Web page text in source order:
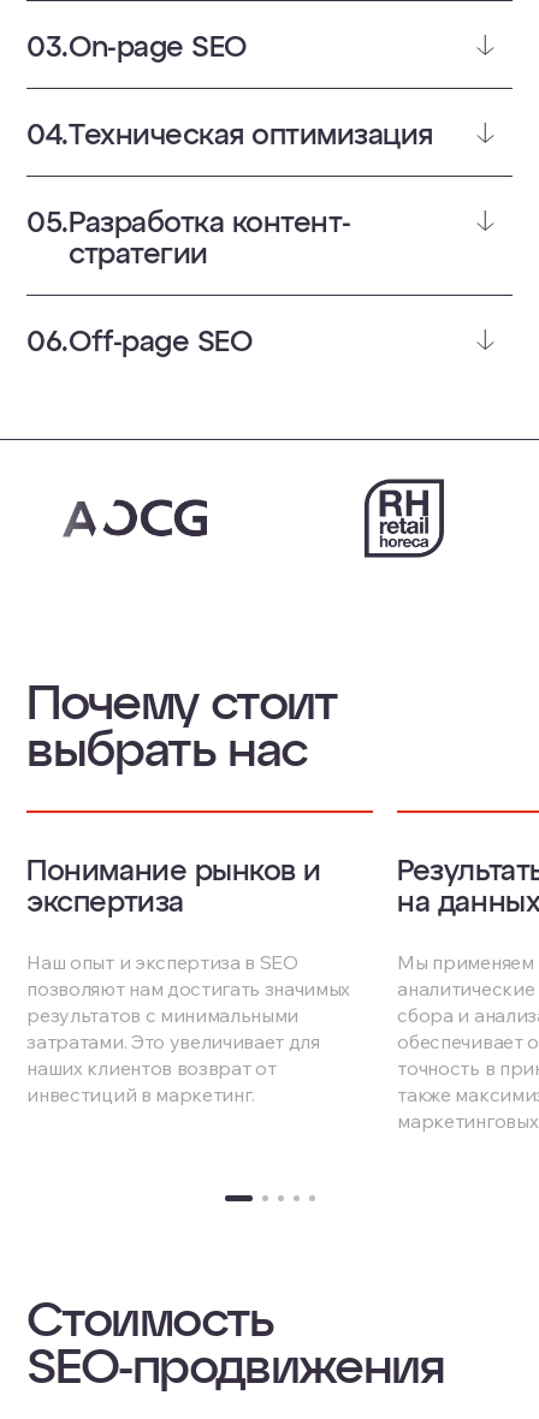
On-page SEO
Техническая оптимизация
Разработка контент-
стратегии
Off-page SEO
Почему стоит
выбрать нас
Понимание рынков и
экспертиза
Наш опыт и экспертиза в SEO
позволяют нам достигать значимых
результатов с минимальными
затратами. Это увеличивает для
наших клиентов возврат от
инвестиций в маркетинг.
на
Мы применяем
сбора и
обеспечивает
точность в
также
Стоимость
SEO-продвижения